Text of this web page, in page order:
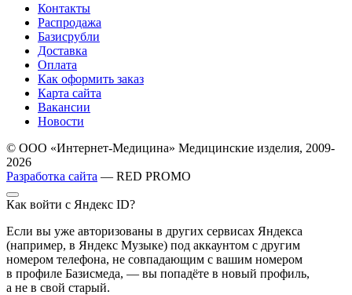
Контакты
Распродажа
Базисрубли
Доставка
Оплата
Как оформить заказ
Карта сайта
Вакансии
Новости
© ООО «Интернет-Медицина» Медицинские изделия, 2009-
2026
Разработка сайта — RED PROMO
Как войти с Яндекс ID?
Если вы уже авторизованы в других сервисах Яндекса
(например, в Яндекс Музыке) под аккаунтом с другим
номером телефона, не совпадающим с вашим номером
в профиле Базисмеда, — вы попадёте в новый профиль,
а не в свой старый.